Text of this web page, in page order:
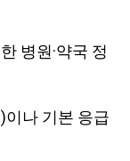
병원·약국 정
이나 기본 응급